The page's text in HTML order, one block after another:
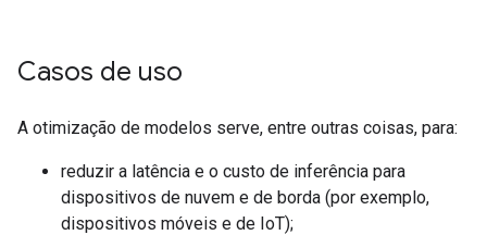
Casos de uso
A otimização de modelos serve, entre outras coisas, para:
reduzir a latência e o custo de inferência para
dispositivos de nuvem e de borda (por exemplo,
dispositivos móveis e de IoT);